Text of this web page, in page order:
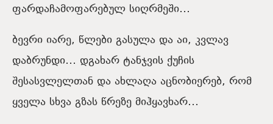
ფარდაჩამოფარებულ სიღრმეში…
ბევრი იარე, წლები გასულა და აი, კვლავ
დაბრუნდი… დგახარ ტანჯვის ქუჩის
შესასვლელთან და ახლაღა აცნობიერებ, რომ
ყველა სხვა გზას წრეზე მიჰყავხარ…